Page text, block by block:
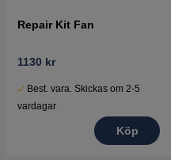
Repair Kit Fan
1130 kr
Best. vara. Skickas om 2-5
vardagar
Köp